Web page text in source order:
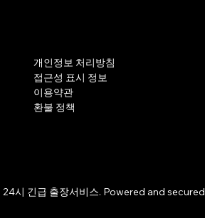
개인정보 처리방침
접근성 표시 정보
이용약관
환불 정책
시 긴급 출장서비스. Powered and secured